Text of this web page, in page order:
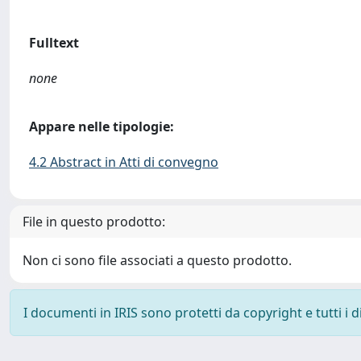
Fulltext
none
Appare nelle tipologie:
4.2 Abstract in Atti di convegno
File in questo prodotto:
Non ci sono file associati a questo prodotto.
I documenti in IRIS sono protetti da copyright e tutti i